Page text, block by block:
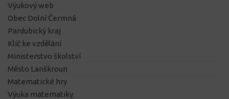
Výukový web
Obec Dolní Čermná
Pardubický kraj
Klíč ke vzdělání
Ministerstvo školství
Město Lanškroun
Matematické hry
Výuka matematiky